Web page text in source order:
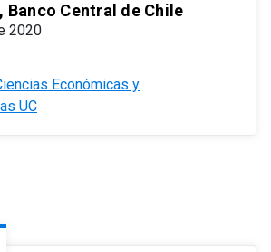
Banco Central de Chile
2020
Económicas y
UC